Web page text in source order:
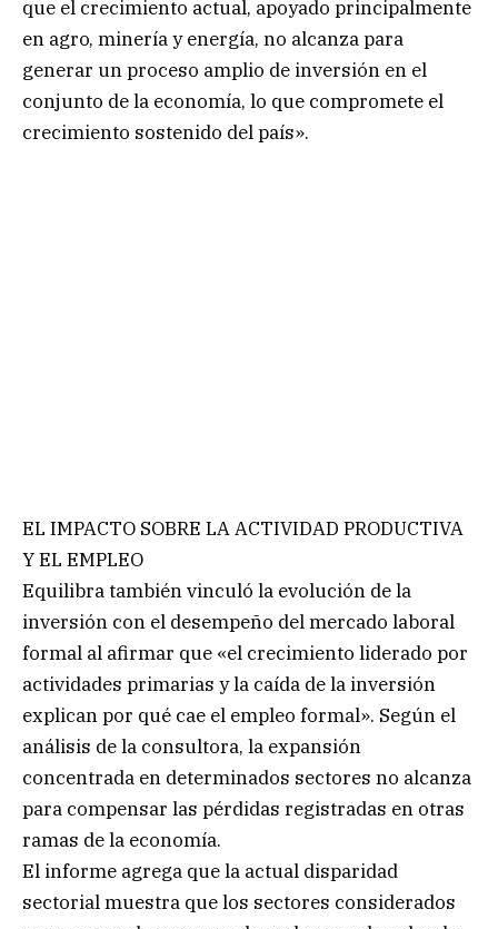
que el crecimiento actual, apoyado principalmente
en agro, minería y energía, no alcanza para
generar un proceso amplio de inversión en el
conjunto de la economía, lo que compromete el
crecimiento sostenido del país».
EL IMPACTO SOBRE LA ACTIVIDAD PRODUCTIVA
Y EL EMPLEO
Equilibra también vinculó la evolución de la
inversión con el desempeño del mercado laboral
formal al afirmar que «el crecimiento liderado por
actividades primarias y la caída de la inversión
explican por qué cae el empleo formal». Según el
análisis de la consultora, la expansión
concentrada en determinados sectores no alcanza
para compensar las pérdidas registradas en otras
ramas de la economía.
El informe agrega que la actual disparidad
sectorial muestra que los sectores considerados